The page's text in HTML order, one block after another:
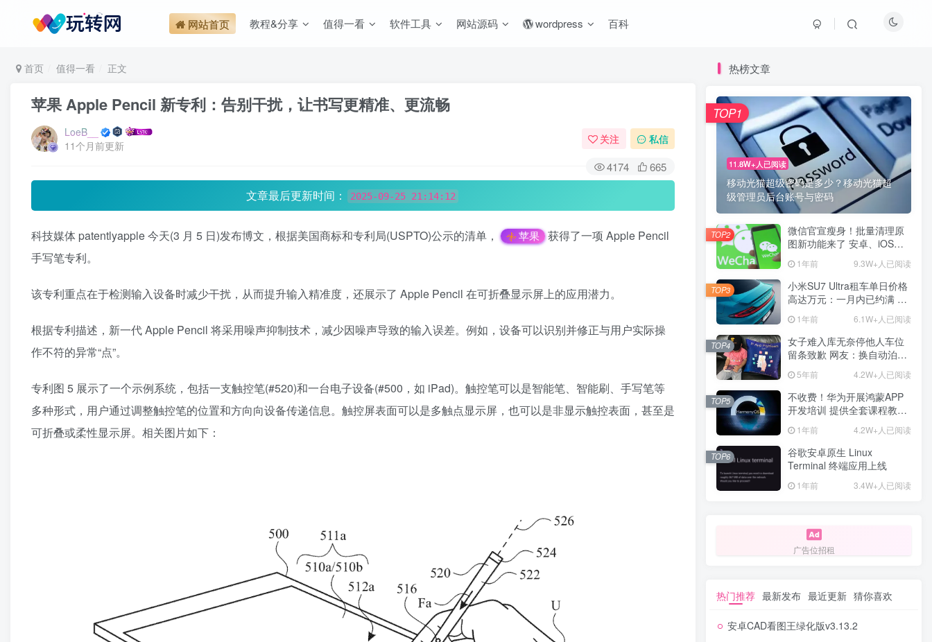
网站首页 教程&分享 值得一看 软件工具 网站源码 wordpress 百科
首页 值得一看 正文
苹果 Apple Pencil 新专利：告别干扰，让书写更精准、更流畅
LoeB__
11个月前更新
关注 私信
4174 665
文章最后更新时间： 2025-09-25 21:14:12
科技媒体 patentlyapple 今天(3 月 5 日)发布博文，根据美国商标和专利局(USPTO)公示的清单， 苹果 获得了一项 Apple Pencil
手写笔专利。
该专利重点在于检测输入设备时减少干扰，从而提升输入精准度，还展示了 Apple Pencil 在可折叠显示屏上的应用潜力。
根据专利描述，新一代 Apple Pencil 将采用噪声抑制技术，减少因噪声导致的输入误差。例如，设备可以识别并修正与用户实际操
作不符的异常“点”。
专利图 5 展示了一个示例系统，包括一支触控笔(#520)和一台电子设备(#500，如 iPad)。触控笔可以是智能笔、智能刷、手写笔等
多种形式，用户通过调整触控笔的位置和方向向设备传递信息。触控屏表面可以是多触点显示屏，也可以是非显示触控表面，甚至是
可折叠或柔性显示屏。相关图片如下：
热榜文章
11.8W+人已阅读
移动光猫超级密码是多少？移动光猫超
级管理员后台账号与密码
TOP1
微信官宣瘦身！批量清理原
图新功能来了 安卓、iOS均
1年前 9.3W+人已阅读
TOP2
小米SU7 Ultra租车单日价格
高达万元：一月内已约满 预
1年前 6.1W+人已阅读
TOP3
女子难入库无奈停他人车位
留条致歉 网友：换自动泊车
5年前 4.2W+人已阅读
TOP4
不收费！华为开展鸿蒙APP
开发培训 提供全套课程教学
1年前 4.2W+人已阅读
TOP5
谷歌安卓原生 Linux
Terminal 终端应用上线
1年前 3.4W+人已阅读
TOP6
广告位招租
热门推荐 最新发布 最近更新 猜你喜欢
安卓CAD看图王绿化版v3.13.2